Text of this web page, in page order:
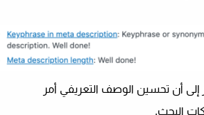
أن تحسين الوصف التعريفي أمر
البحث.